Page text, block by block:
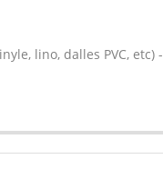
lino, dalles PVC, etc) -